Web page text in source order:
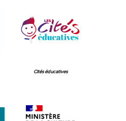
Cités éducatives